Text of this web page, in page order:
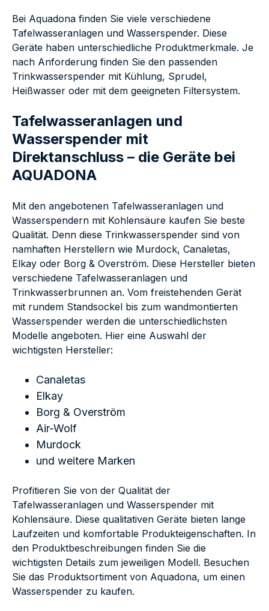
Bei Aquadona finden Sie viele verschiedene
Tafelwasseranlagen und Wasserspender. Diese
Geräte haben unterschiedliche Produktmerkmale. Je
nach Anforderung finden Sie den passenden
Trinkwasserspender mit Kühlung, Sprudel,
Heißwasser oder mit dem geeigneten Filtersystem.
Tafelwasseranlagen und
Wasserspender mit
Direktanschluss – die Geräte bei
AQUADONA
Mit den angebotenen Tafelwasseranlagen und
Wasserspendern mit Kohlensäure kaufen Sie beste
Qualität. Denn diese Trinkwasserspender sind von
namhaften Herstellern wie Murdock, Canaletas,
Elkay oder Borg & Overström. Diese Hersteller bieten
verschiedene Tafelwasseranlagen und
Trinkwasserbrunnen an. Vom freistehenden Gerät
mit rundem Standsockel bis zum wandmontierten
Wasserspender werden die unterschiedlichsten
Modelle angeboten. Hier eine Auswahl der
wichtigsten Hersteller:
Canaletas
Elkay
Borg & Overström
Air-Wolf
Murdock
und weitere Marken
Profitieren Sie von der Qualität der
Tafelwasseranlagen und Wasserspender mit
Kohlensäure. Diese qualitativen Geräte bieten lange
Laufzeiten und komfortable Produkteigenschaften. In
den Produktbeschreibungen finden Sie die
wichtigsten Details zum jeweiligen Modell. Besuchen
Sie das Produktsortiment von Aquadona, um einen
Wasserspender zu kaufen.